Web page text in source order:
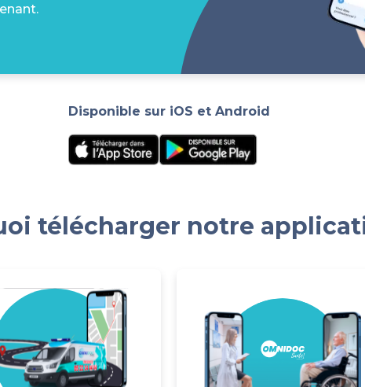
Disponible sur iOS et Android
télécharger notre